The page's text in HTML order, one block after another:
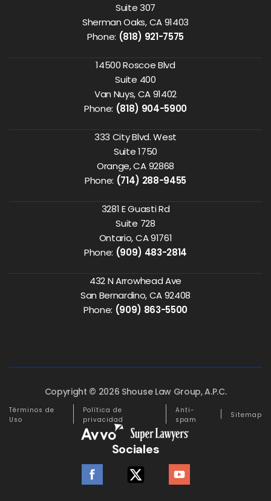
Suite 307
Sherman Oaks, CA 91403
Phone: (818) 921-7575
14500 Roscoe Blvd
Suite 400
Van Nuys, CA 91402
Phone: (818) 904-5900
333 City Blvd. West
Suite 1750
Orange, CA 92868
Phone: (714) 288-9455
3281 E Guasti Rd
Suite 728
Ontario, CA 91761
Phone: (909) 483-2814
432 N Arrowhead Ave
San Bernardino, CA 92408
Phone: (909) 863-5500
Copyright © 2026 Shouse Law Group, A.P.C.
Términos de
Uso
Política de
privacidad
Anti-
spam
Sitemap
Sociales
facebook twitter youtube